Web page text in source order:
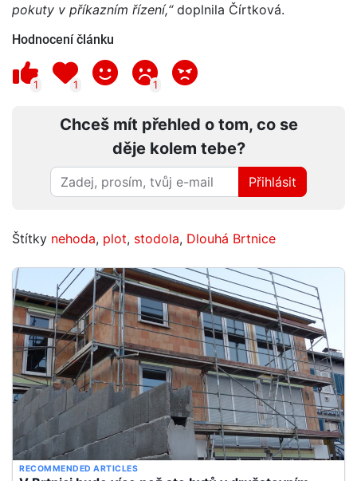
pokuty v příkazním řízení,“doplnila Čírtková.
Hodnocení článku
1 1 1
Chceš mít přehled o tom, co se
děje kolem tebe?
Přihlásit
Štítky nehoda, plot, stodola, Dlouhá Brtnice